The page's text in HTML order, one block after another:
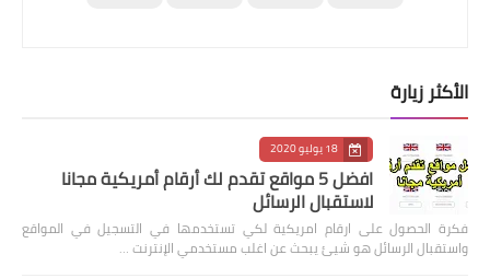
الأكثر زيارة
18 يوليو 2020
افضل 5 مواقع تقدم لك أرقام أمريكية مجانا
لاستقبال الرسائل
فكرة الحصول على ارقام امريكية لكي تستخدمها في التسجيل في المواقع
واستقبال الرسائل هو شيئ يبحث عن اغلب مستخدمي الإنترنت …